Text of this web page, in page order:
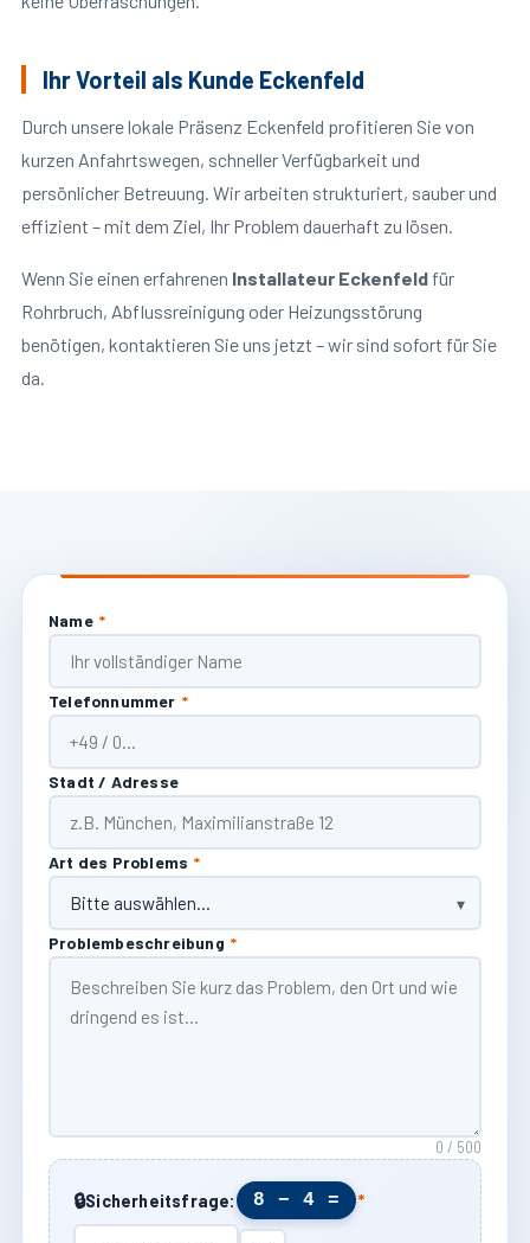
Ihr Vorteil als Kunde Eckenfeld
Durch unsere lokale Präsenz Eckenfeld profitieren Sie von
kurzen Anfahrtswegen, schneller Verfügbarkeit und
persönlicher Betreuung. Wir arbeiten strukturiert, sauber und
effizient – mit dem Ziel, Ihr Problem dauerhaft zu lösen.
Wenn Sie einen erfahrenen Installateur Eckenfeldfür
Rohrbruch, Abflussreinigung oder Heizungsstörung
benötigen, kontaktieren Sie uns jetzt – wir sind sofort für Sie
da.
Name *
Telefonnummer *
Stadt / Adresse
Art des Problems *
Problembeschreibung *
0 / 500
🔒Sicherheitsfrage: 8 − 4 = *